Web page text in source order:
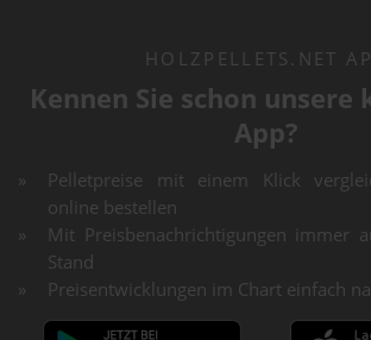
HOLZPELLETS.NET
Kennen Sie schon unsere
App?
Pelletpreise mit einem Klick
online bestellen
Mit Preisbenachrichtigungen immer
Stand
Preisentwicklungen im Chart einfach